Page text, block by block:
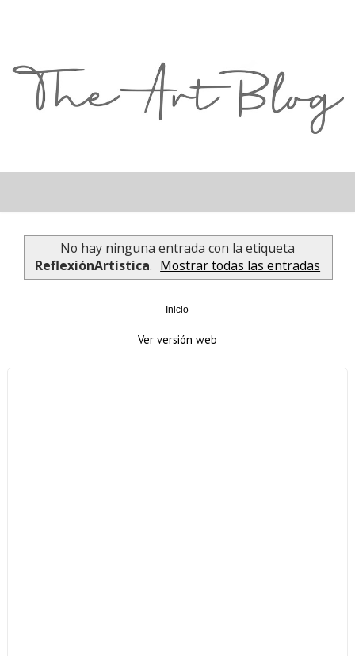
No hay ninguna entrada con la etiqueta
ReflexiónArtística. Mostrar todas las entradas
Inicio
Ver versión web